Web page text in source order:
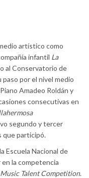
artístico como
infantil La
al Conservatorio de
paso por el nivel medio
Amadeo Roldán y
consecutivas en
segundo y tercer
que participó.
Escuela Nacional de
la competencia
Talent Competition.